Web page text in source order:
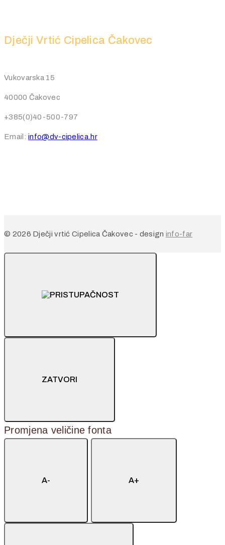
Dječji Vrtić Cipelica Čakovec
Vukovarska 15
40000 Čakovec
+385(0)40-500-797
Email:info@dv-cipelica.hr
© 2026 Dječji vrtić Cipelica Čakovec - design info-far
ZATVORI
Promjena veličine fonta
A- A+